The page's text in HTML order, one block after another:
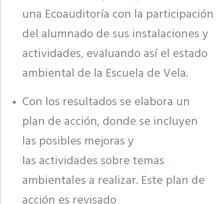
una Ecoauditoría con la participación
del alumnado de sus instalaciones y
actividades, evaluando así el estado
ambiental de la Escuela de Vela.
Con los resultados se elabora un
plan de acción, donde se incluyen
las posibles mejoras y
las actividades sobre temas
ambientales a realizar. Este plan de